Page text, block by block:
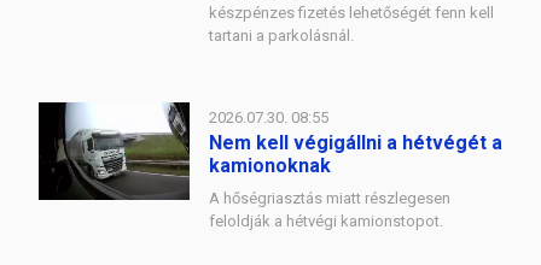
készpénzes fizetés lehetőségét fenn kell
tartani a parkolásnál.
2026.07.30. 08:55
Nem kell végigállni a hétvégét a
kamionoknak
A hőségriasztás miatt részlegesen
feloldják a hétvégi kamionstopot.